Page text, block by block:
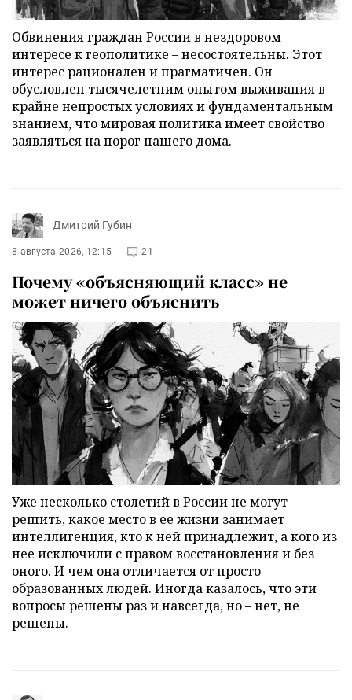
Обвинения граждан России в нездоровом
интересе к геополитике – несостоятельны. Этот
интерес рационален и прагматичен. Он
обусловлен тысячелетним опытом выживания в
крайне непростых условиях и фундаментальным
знанием, что мировая политика имеет свойство
заявляться на порог нашего дома.
Дмитрий Губин
8 августа 2026, 12:15 21
Почему «объясняющий класс» не
может ничего объяснить
Уже несколько столетий в России не могут
решить, какое место в ее жизни занимает
интеллигенция, кто к ней принадлежит, а кого из
нее исключили с правом восстановления и без
оного. И чем она отличается от просто
образованных людей. Иногда казалось, что эти
вопросы решены раз и навсегда, но – нет, не
решены.